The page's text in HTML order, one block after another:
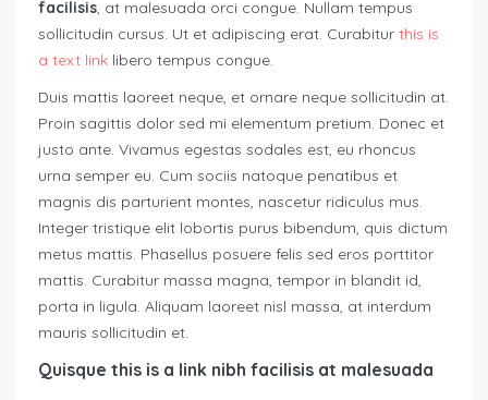
facilisis, at malesuada orci congue. Nullam tempus
sollicitudin cursus. Ut et adipiscing erat. Curabitur this is
a text link libero tempus congue.
Duis mattis laoreet neque, et ornare neque sollicitudin at.
Proin sagittis dolor sed mi elementum pretium. Donec et
justo ante. Vivamus egestas sodales est, eu rhoncus
urna semper eu. Cum sociis natoque penatibus et
magnis dis parturient montes, nascetur ridiculus mus.
Integer tristique elit lobortis purus bibendum, quis dictum
metus mattis. Phasellus posuere felis sed eros porttitor
mattis. Curabitur massa magna, tempor in blandit id,
porta in ligula. Aliquam laoreet nisl massa, at interdum
mauris sollicitudin et.
Quisque this is a link nibh facilisis at malesuada